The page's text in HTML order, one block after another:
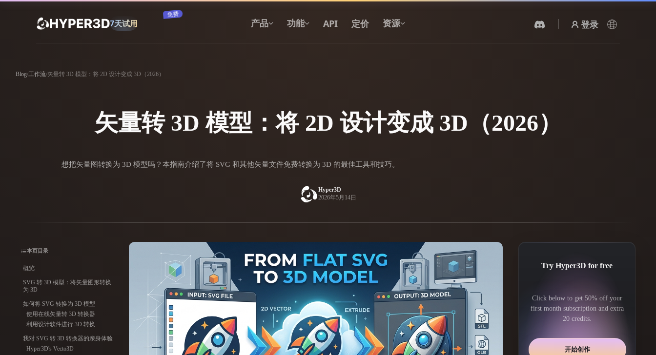
订阅 产品 功能 API 定价 资源 登录
API
3D 模型搜索引擎
Development
Design
E-commerce VR/AR
Metaverse
Jewelry
Design
Mechanical
Engineering
插件
Blender Unity Godot Maya 3DS Max ComfyUI
Blog/工作流/矢量转 3D 模型：将 2D 设计变成 3D（2026）
矢量转 3D 模型：将 2D 设计变成 3D（2026）
想把矢量图转换为 3D 模型吗？本指南介绍了将 SVG 和其他矢量文件免费转换为 3D 的最佳工具和技巧。
Hyper3D
2026年5月14日
本页目录
概览
SVG 转 3D 模型：将矢量图形转换
为 3D
如何将 SVG 转换为 3D 模型
使用在线矢量转 3D 转换器
利用设计软件进行 3D 转换
我对 SVG 转 3D 转换器的亲身体验
Hyper3D's Vecto3D
Try Hyper3D for free
Click below to get 50% off your
first month subscription and extra
20 credits.
开始创作